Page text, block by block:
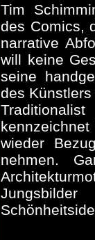
Tim
des Comics,
narrative
will keine
seine
des
wieder
nehmen.
Jungsbilder